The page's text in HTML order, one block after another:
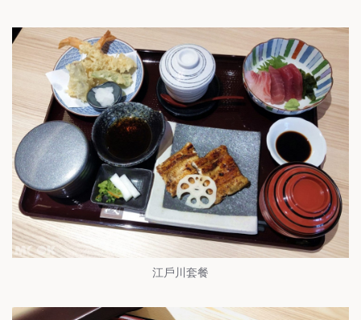
江戶川套餐